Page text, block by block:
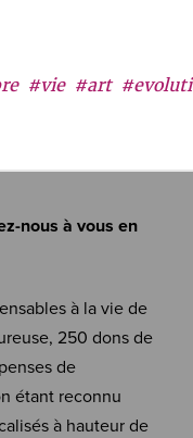
#vie #art
nous à vous en
à la vie de
250 dons de
de
étant reconnu
à hauteur de